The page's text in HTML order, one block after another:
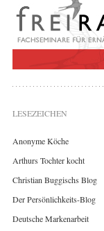
LESEZEICHEN
Anonyme Köche
Arthurs Tochter kocht
Christian Buggischs Blog
Der Persönlichkeits-Blog
Deutsche Markenarbeit